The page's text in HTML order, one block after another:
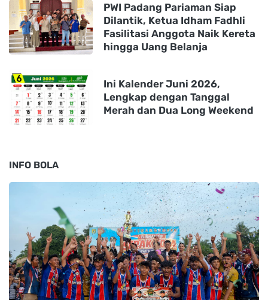
PWI Padang Pariaman Siap
Dilantik, Ketua Idham Fadhli
Fasilitasi Anggota Naik Kereta
hingga Uang Belanja
Ini Kalender Juni 2026,
Lengkap dengan Tanggal
Merah dan Dua Long Weekend
INFO BOLA